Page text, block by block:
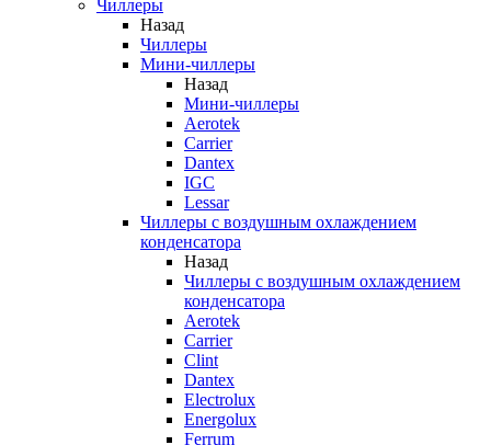
Чиллеры
Назад
Чиллеры
Мини-чиллеры
Назад
Мини-чиллеры
Aerotek
Carrier
Dantex
IGC
Lessar
Чиллеры с воздушным охлаждением
конденсатора
Назад
Чиллеры с воздушным охлаждением
конденсатора
Aerotek
Carrier
Clint
Dantex
Electrolux
Energolux
Ferrum